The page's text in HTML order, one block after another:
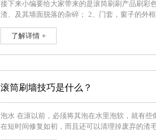
接下来小编要给大家带来的是滚筒刷刷产品刷彩色墙漆的流程有哪
渣、及其墙面脱落的杂碎； 2、门套，窗子的外框等地区角落也要用遮蔽胶带先包贴起来，防止沾到油漆； 3、整个地板都贴上含有塑料布的遮
大水平上降低
了解详情 +
滚筒刷墙技巧是什么？
泡水 在滚以前，必须将其泡在水里泡软，就有些像拖布一样，拖布长期无需，干的像毛巾一样的，甚至团在了一起额，而只要泡上水，就可以
在短时间修复如初，而且还可以清理掉废弃的渣